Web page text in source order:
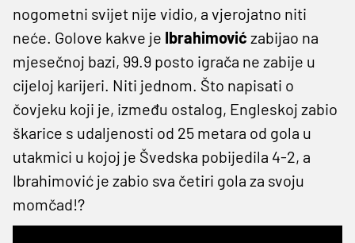
nogometni svijet nije vidio, a vjerojatno niti
neće. Golove kakve je Ibrahimović zabijao na
mjesečnoj bazi, 99.9 posto igrača ne zabije u
cijeloj karijeri. Niti jednom. Što napisati o
čovjeku koji je, između ostalog, Engleskoj zabio
škarice s udaljenosti od 25 metara od gola u
utakmici u kojoj je Švedska pobijedila 4-2, a
Ibrahimović je zabio sva četiri gola za svoju
momčad!?